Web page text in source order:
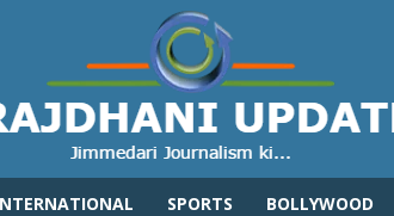
SPORTS BOLLYWOOD